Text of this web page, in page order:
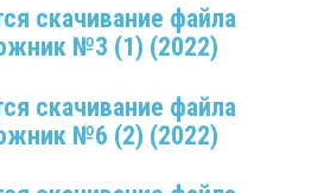
№3 (1) (2022)
№6 (2) (2022)